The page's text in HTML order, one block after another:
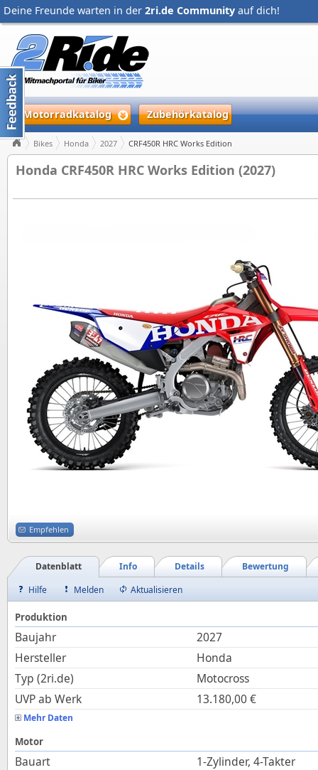
Deine Freunde warten in der 2ri.de Community auf dich!
Motorradkatalog Zubehörkatalog
Bikes Honda 2027 CRF450R HRC Works Edition
Honda CRF450R HRC Works Edition (2027)
Empfehlen
Bewertung
Details
Info
Datenblatt
Hilfe
Melden Aktualisieren
Produktion
Baujahr
2027
Hersteller
Honda
Typ (2ri.de)
Motocross
UVP ab Werk
13.180,00€
Mehr Daten
Motor
Bauart
1-Zylinder, 4-Takter